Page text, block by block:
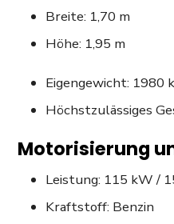
Breite: 1,70 m
Höhe: 1,95 m
Eigengewicht: 1980
Höchstzulässiges
Motorisierung
Leistung: 115 kW /
Kraftstoff: Benzin